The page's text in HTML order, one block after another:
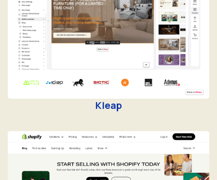
Kleap